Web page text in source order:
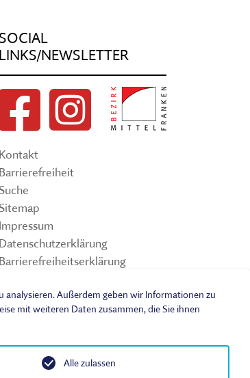
LINKS/NEWSLETTER
Kontakt
Barrierefreiheit
Suche
Sitemap
Impressum
Datenschutzerklärung
Barrierefreiheitserklärung
Widerrufsbelehrung
Vertrag widerrufen
analysieren. Außerdem geben wir Informationen zu
mit weiteren Daten zusammen, die Sie ihnen
Alle zulassen